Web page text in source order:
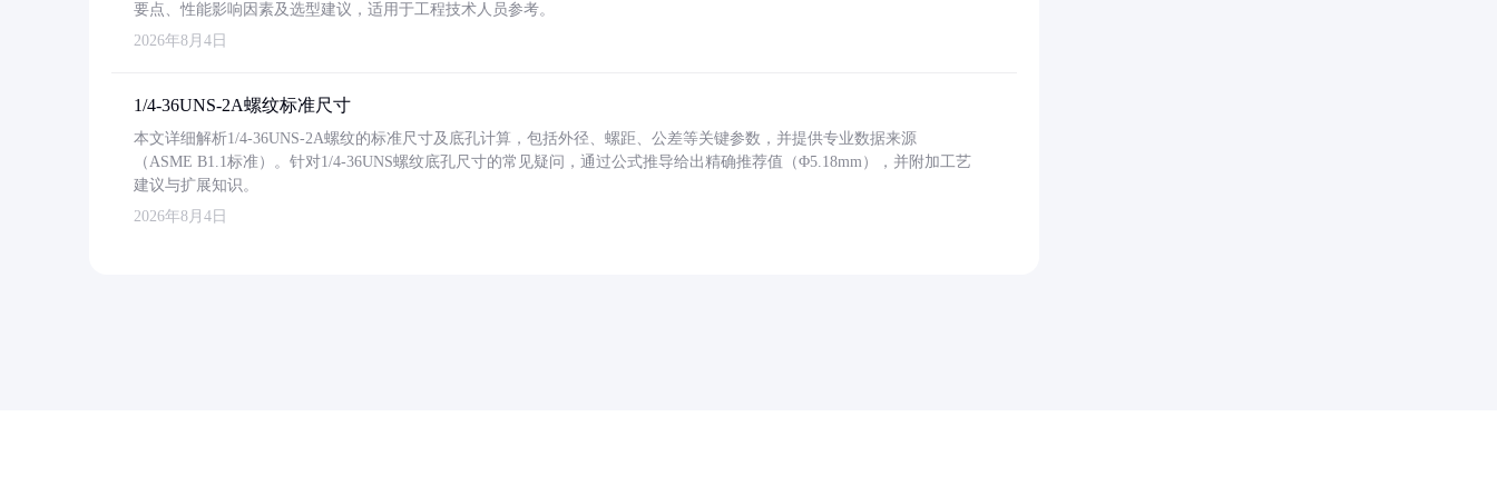
要点、性能影响因素及选型建议，适用于工程技术人员参考。
2026年8月4日
1/4-36UNS-2A螺纹标准尺寸
本文详细解析1/4-36UNS-2A螺纹的标准尺寸及底孔计算，包括外径、螺距、公差等关键参数，并提供专业数据来源
（ASME B1.1标准）。针对1/4-36UNS螺纹底孔尺寸的常见疑问，通过公式推导给出精确推荐值（Φ5.18mm），并附加工艺
建议与扩展知识。
2026年8月4日